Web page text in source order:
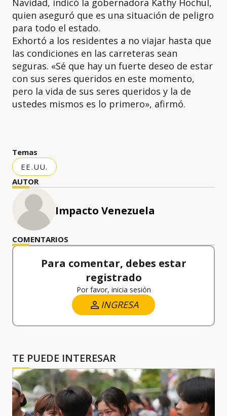
Navidad, indicó la gobernadora Kathy Hochul,
quien aseguró que es una situación de peligro
para todo el estado.
Exhortó a los residentes a no viajar hasta que
las condiciones en las carreteras sean
seguras. «Sé que hay un fuerte deseo de estar
con sus seres queridos en este momento,
pero la vida de sus seres queridos y la de
ustedes mismos es lo primero», afirmó.
Temas
EE.UU.
AUTOR
Impacto Venezuela
COMENTARIOS
Para comentar, debes estar
registrado
Por favor, inicia sesión
INGRESA
TE PUEDE INTERESAR